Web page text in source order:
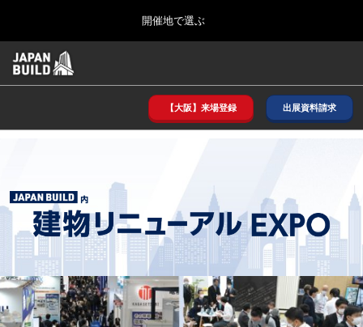
ッ
プ
し
進
to
close
the
開催地で選ぶ
12月_東京
2026年12月02日
東京ビッグサイト/Tokyo Big Sight
3月_建設DX展＋（プラス）
2027年03月17日
東京ビッグサイト/Tokyo Big Sight
ー
バ
ル
ナ
ン
を
折
り
た
た
む
【大阪】来場登録 出展資料請求